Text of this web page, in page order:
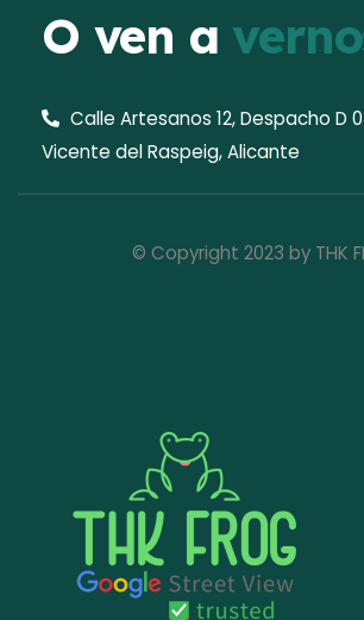
O ven a
Calle Artesanos 12, Despacho D
Vicente del Raspeig, Alicante
© Copyright 2023 by THK